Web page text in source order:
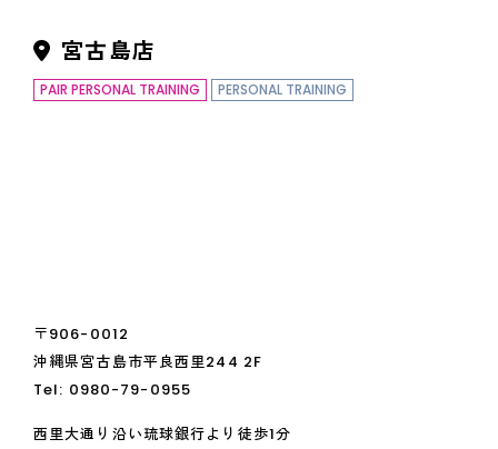
宮古島店
PAIR PERSONAL TRAINING PERSONAL TRAINING
〒906-0012
沖縄県宮古島市平良西里244 2F
Tel: 0980-79-0955
西里大通り沿い琉球銀行より徒歩1分